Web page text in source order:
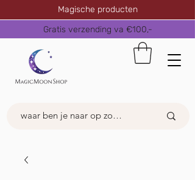
Magische producten
Gratis verzending va €100,-